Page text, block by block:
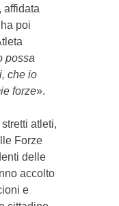
affidata
poi
possa
che io
forze».
atleti,
Forze
delle
accolto
e